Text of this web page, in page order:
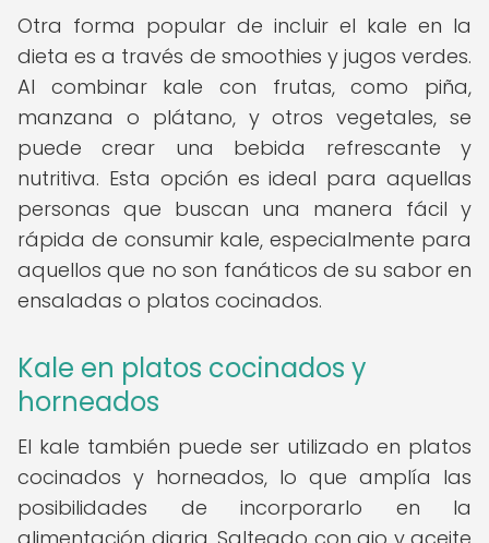
Otra forma popular de incluir el kale en la
dieta es a través de smoothies y jugos verdes.
Al combinar kale con frutas, como piña,
manzana o plátano, y otros vegetales, se
puede crear una bebida refrescante y
nutritiva. Esta opción es ideal para aquellas
personas que buscan una manera fácil y
rápida de consumir kale, especialmente para
aquellos que no son fanáticos de su sabor en
ensaladas o platos cocinados.
Kale en platos cocinados y
horneados
El kale también puede ser utilizado en platos
cocinados y horneados, lo que amplía las
posibilidades de incorporarlo en la